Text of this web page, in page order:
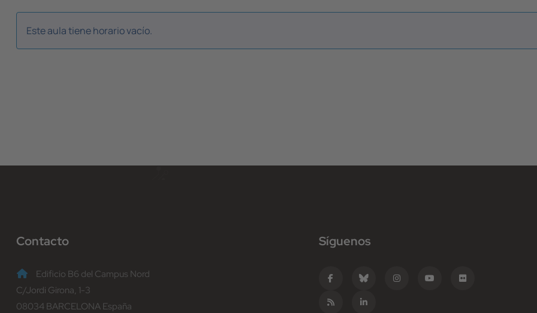
Este aula tiene horario vacío.
Contacto
Edificio B6 del Campus Nord
C/Jordi Girona, 1-3
08034 BARCELONA España
Síguenos